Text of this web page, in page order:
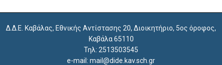
Δ.Δ.Ε. Καβάλας, Εθνικής Αντίστασης 20, Διοικητήριο, 5ος όροφος,
Καβάλα 65110
Τηλ: 2513503545
e-mail: mail@dide.kav.sch.gr